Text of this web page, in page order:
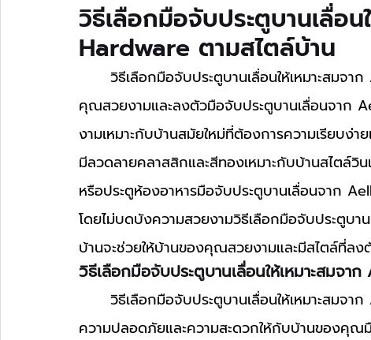
วิธีเลือกมือจับประตูบานเลื่อน
Hardware ตามสไตล์บ้าน
คุณสวยงามและลงตัวมือจับประตูบานเลื่อนจาก
งามเหมาะกับบ้านสมัยใหม่ที่ต้องการความเรียบง่า
มีลวดลายคลาสสิกและสีทองเหมาะกับบ้านสไตล์วิ
หรือประตูห้องอาหารมือจับประตูบานเลื่อนจาก
โดยไม่บดบังความสวยงามวิธีเลือกมือจับประตูบา
บ้านจะช่วยให้บ้านของคุณสวยงามและมีสไตล์ที่ลง
วิธีเลือกมือจับประตูบานเลื่อนให้เหมาะสมจ
ความปลอดภัยและความสะดวกให้กับบ้านของคุ